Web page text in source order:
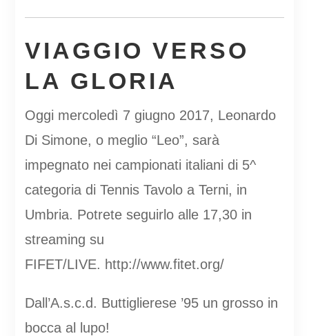
VIAGGIO VERSO
LA GLORIA
Oggi mercoledì 7 giugno 2017, Leonardo
Di Simone, o meglio “Leo”, sarà
impegnato nei campionati italiani di 5^
categoria di Tennis Tavolo a Terni, in
Umbria. Potrete seguirlo alle 17,30 in
streaming su
FIFET/LIVE. http://www.fitet.org/
Dall’A.s.c.d. Buttiglierese ’95 un grosso in
bocca al lupo!